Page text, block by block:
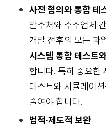
사전 협의와 통합 테
발주처와 수주업체
개발 전후의 모든 과
시스템 통합 테스트
합니다. 특히 중요한
테스트와 시뮬레이
줄여야 합니다.
법적·제도적 보완